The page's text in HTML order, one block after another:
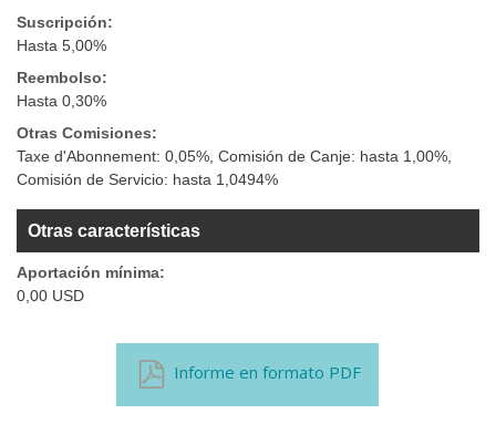
Suscripción:
Hasta 5,00%
Reembolso:
Hasta 0,30%
Otras Comisiones:
Taxe d'Abonnement: 0,05%, Comisión de Canje: hasta 1,00%,
Comisión de Servicio: hasta 1,0494%
Otras características
Aportación mínima:
0,00 USD
Informe en formato PDF